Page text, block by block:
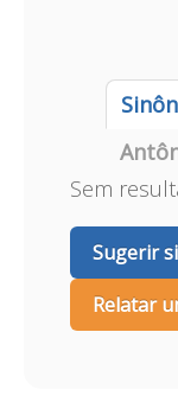
Sem
Sugerir
Relatar